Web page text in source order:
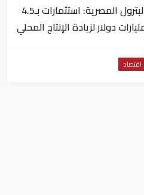
البترول المصرية: استثمارات بـ4.5
دولار لزيادة الإنتاج المحلي
اقتصاد